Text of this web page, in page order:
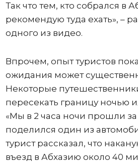
Так что тем, кто собрался в
рекомендую туда ехать», –
одного из видео.
Впрочем, опыт туристов
ожидания может
Некоторые
пересекать границу ночью
«Мы в 2 часа ночи прошли за
поделился один из
турист рассказал, что
въезд в Абхазию около 40